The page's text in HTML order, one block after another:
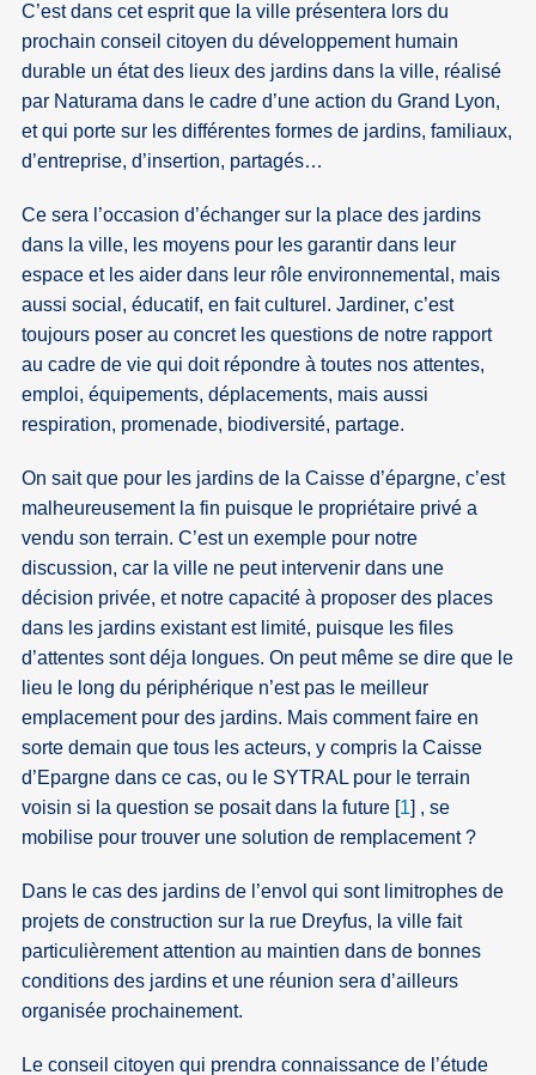
C’est dans cet esprit que la ville présentera lors du
prochain conseil citoyen du développement humain
durable un état des lieux des jardins dans la ville, réalisé
par Naturama dans le cadre d’une action du Grand Lyon,
et qui porte sur les différentes formes de jardins, familiaux,
d’entreprise, d’insertion, partagés…
Ce sera l’occasion d’échanger sur la place des jardins
dans la ville, les moyens pour les garantir dans leur
espace et les aider dans leur rôle environnemental, mais
aussi social, éducatif, en fait culturel. Jardiner, c’est
toujours poser au concret les questions de notre rapport
au cadre de vie qui doit répondre à toutes nos attentes,
emploi, équipements, déplacements, mais aussi
respiration, promenade, biodiversité, partage.
On sait que pour les jardins de la Caisse d’épargne, c’est
malheureusement la fin puisque le propriétaire privé a
vendu son terrain. C’est un exemple pour notre
discussion, car la ville ne peut intervenir dans une
décision privée, et notre capacité à proposer des places
dans les jardins existant est limité, puisque les files
d’attentes sont déja longues. On peut même se dire que le
lieu le long du périphérique n’est pas le meilleur
emplacement pour des jardins. Mais comment faire en
sorte demain que tous les acteurs, y compris la Caisse
d’Epargne dans ce cas, ou le SYTRAL pour le terrain
voisin si la question se posait dans la future 1 , se
mobilise pour trouver une solution de remplacement ?
Dans le cas des jardins de l’envol qui sont limitrophes de
projets de construction sur la rue Dreyfus, la ville fait
particulièrement attention au maintien dans de bonnes
conditions des jardins et une réunion sera d’ailleurs
organisée prochainement.
Le conseil citoyen qui prendra connaissance de l’étude